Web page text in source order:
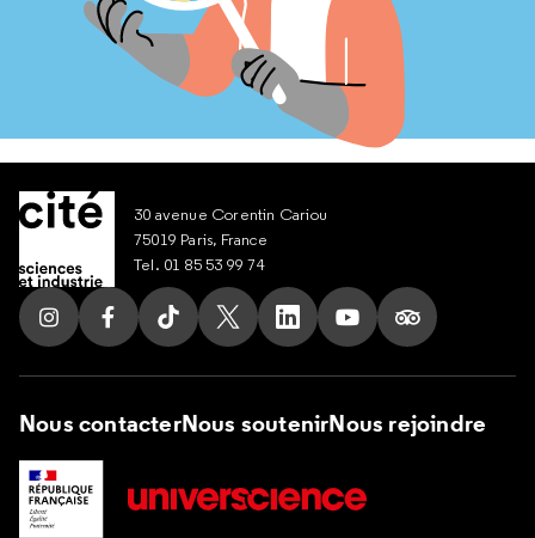
30 avenue Corentin Cariou
75019 Paris, France
Tel. 01 85 53 99 74
Suivez nous sur Instagram
Suivez nous sur Facebook
Suivez nous sur Tik Tok
Suivez nous sur X
Suivez nous sur LinkedIn
Suivez nous sur
Suivez nous
Nous contacterNous soutenirNous rejoindre